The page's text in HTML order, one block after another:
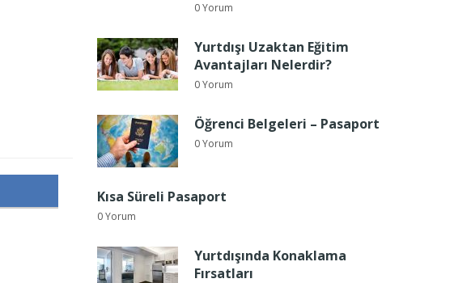
0 Yorum
Yurtdışı Uzaktan Eğitim
Avantajları Nelerdir?
0 Yorum
Öğrenci Belgeleri – Pasaport
0 Yorum
Kısa Süreli Pasaport
0 Yorum
Yurtdışında Konaklama
Fırsatları